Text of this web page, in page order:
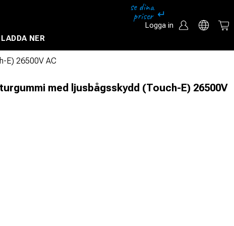
Logga in
LADDA NER
E) 26500V AC
med ljusbågsskydd (Touch-E) 26500V